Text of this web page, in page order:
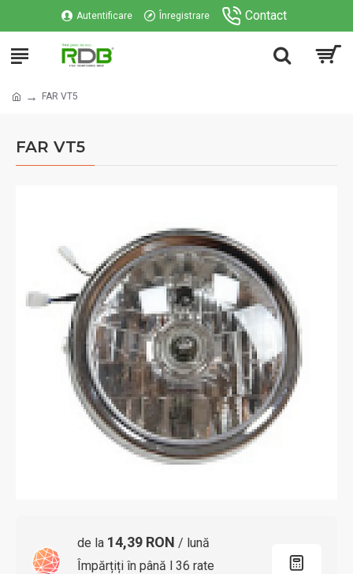
Autentificare Înregistrare Contact
FAR VT5
FAR VT5
de la 14,39 RON / lună
Împărțiți în până l 36 rate